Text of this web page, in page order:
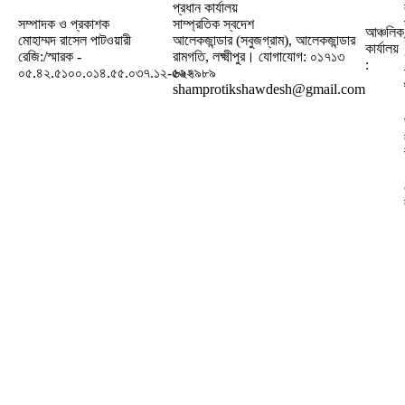
সম্পাদক ও প্রকাশক
মোহাম্মদ রাসেল পাটওয়ারী
রেজি:/স্মারক -
০৫.৪২.৫১০০.০১৪.৫৫.০৩৭.১২-৫৬২
প্রধান কার্যালয়
সাম্প্রতিক স্বদেশ
আলেকজান্ডার (সবুজগ্রাম), আলেকজান্ডার
রামগতি, লক্ষ্মীপুর। যোগাযোগ: ০১৭১৩
৬২৭৯৮৯
shamprotikshawdesh@gmail.com
আঞ্চলিক
কার্যালয়
: